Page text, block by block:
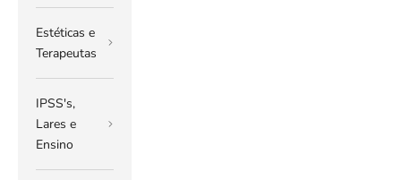
Estéticas e
Terapeutas
IPSS's,
Lares e
Ensino